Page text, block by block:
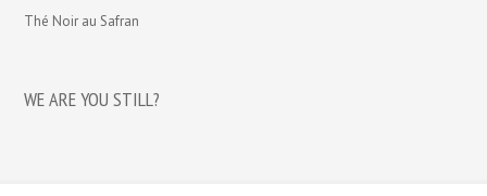
Thé Noir au Safran
WE ARE YOU STILL?